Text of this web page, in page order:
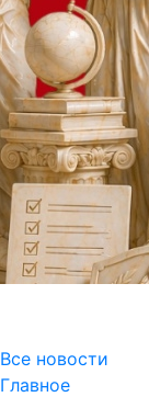
Все новости
Главное